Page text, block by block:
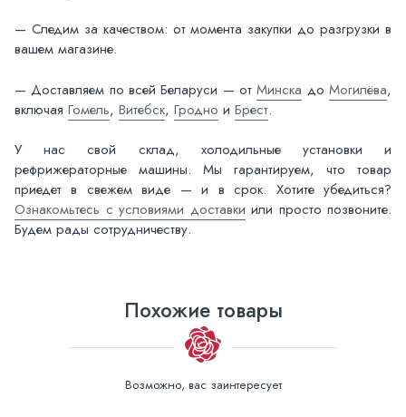
— Следим за качеством: от момента закупки до разгрузки в
вашем магазине.
— Доставляем по всей Беларуси — отМинска доМогилёва,
включая Гомель, Витебск, Гродно и Брест.
У нас свой склад, холодильные установки и
рефрижераторные машины. Мы гарантируем, что товар
приедет в свежем виде — и в срок. Хотите убедиться?
Ознакомьтесь с условиями доставки или просто позвоните.
Будем рады сотрудничеству.
Похожие товары
Возможно, вас заинтересует